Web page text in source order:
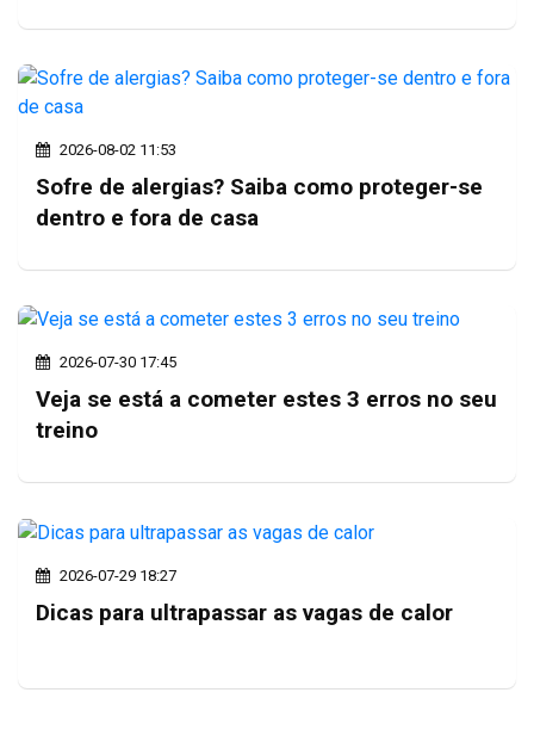
2026-08-02 11:53
Sofre de alergias? Saiba como proteger-se
dentro e fora de casa
2026-07-30 17:45
Veja se está a cometer estes 3 erros no seu
treino
2026-07-29 18:27
Dicas para ultrapassar as vagas de calor